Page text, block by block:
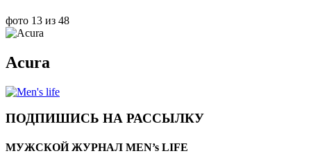
фото 13 из 48
Acura
ПОДПИШИСЬ НА РАССЫЛКУ
МУЖСКОЙ ЖУРНАЛ MEN’s LIFE